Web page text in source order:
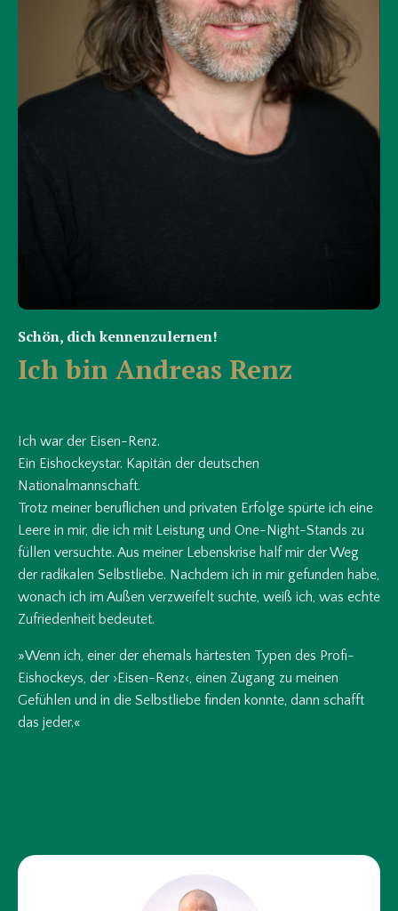
Schön, dich kennenzulernen!
Ich bin Andreas Renz
Ich war der Eisen-Renz.
Ein Eishockeystar. Kapitän der deutschen
Nationalmannschaft.
Trotz meiner beruflichen und privaten Erfolge spürte ich eine
Leere in mir, die ich mit Leistung und One-Night-Stands zu
füllen versuchte. Aus meiner Lebenskrise half mir der Weg
der radikalen Selbstliebe. Nachdem ich in mir gefunden habe,
wonach ich im Außen verzweifelt suchte, weiß ich, was echte
Zufriedenheit bedeutet.
»Wenn ich, einer der ehemals härtesten Typen des Profi-
Eishockeys, der ›Eisen-Renz‹, einen Zugang zu meinen
Gefühlen und in die Selbstliebe finden konnte, dann schafft
das jeder.«